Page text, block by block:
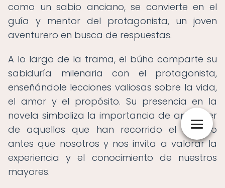
como un sabio anciano, se convierte en el
guía y mentor del protagonista, un joven
aventurero en busca de respuestas.
A lo largo de la trama, el búho comparte su
sabiduría milenaria con el protagonista,
enseñándole lecciones valiosas sobre la vida,
el amor y el propósito. Su presencia en la
novela simboliza la importancia de aprender
de aquellos que han recorrido el camino
antes que nosotros y nos invita a valorar la
experiencia y el conocimiento de nuestros
mayores.